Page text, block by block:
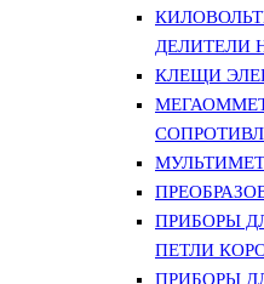
ДЕЛИТЕЛИ
КЛЕЩИ
ПРИБОРЫ
ПЕТЛИ
ПРИБОРЫ